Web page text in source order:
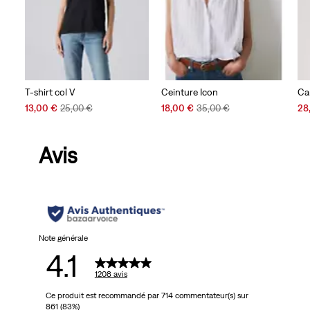
T-shirt col V
Sale
13,00 €Original
25,00 €
Ceinture Icon
Sale
18,00 € Original
35,00 €
Avis
Note générale
4.1 1208 avis
Ce produit est recommandé par 714 commentateur(s) sur
861 (83%)